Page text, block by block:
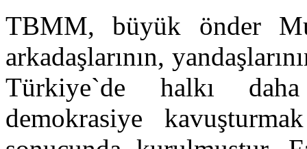
TBMM, büyük önder
arkadaşlarının,
Türkiye`de halkı
demokrasiye